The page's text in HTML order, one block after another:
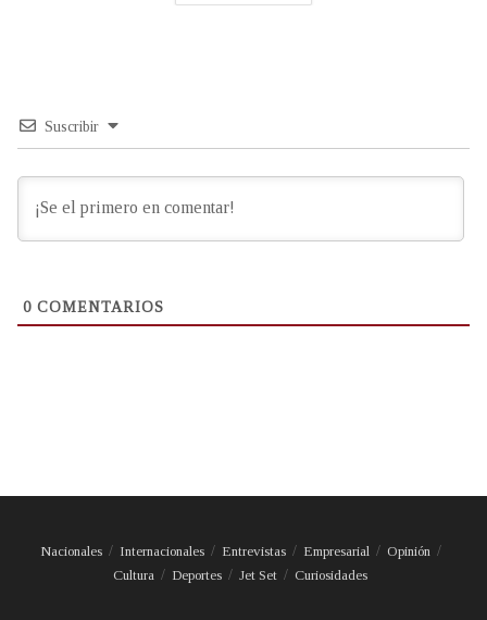
Suscribir
0 COMENTARIOS
Nacionales Internacionales Entrevistas Empresarial
Opinión
Cultura
Deportes Jet Set Curiosidades